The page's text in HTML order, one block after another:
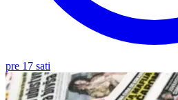
pre 17 sati